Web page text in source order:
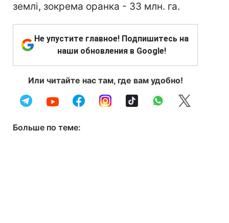
землі, зокрема оранка - 33 млн. га.
Не упустите главное! Подпишитесь на
наши обновления в Google!
Или читайте нас там, где вам удобно!
Больше по теме: